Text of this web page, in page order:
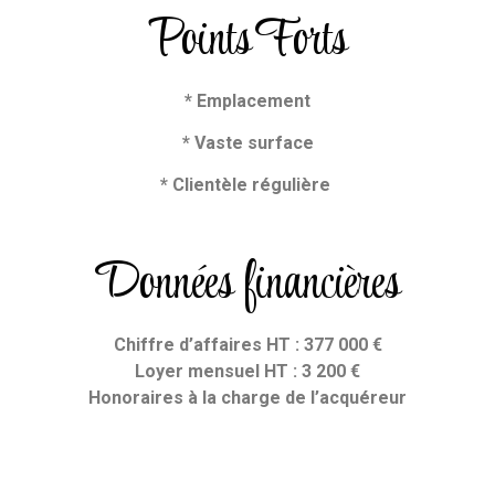
Points Forts
* Emplacement
* Vaste surface
* Clientèle régulière
Données financières
Chiffre d’affaires HT : 377 000 €
Loyer mensuel HT : 3 200 €
Honoraires à la charge de l’acquéreur